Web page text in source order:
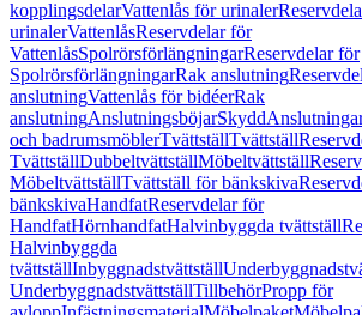
kopplingsdelarVattenlås för urinaler
urinalerVattenlåsReservdelar för
VattenlåsSpolrörsförlängningarReservdelar för
SpolrörsförlängningarRak anslutning
anslutningVattenlås för bidéerRak
anslutningAnslutningsböjarSkydd
och badrumsmöblerTvättställTvättställ
TvättställDubbeltvättställMöbeltvättställ
MöbeltvättställTvättställ för bänkskiva
bänkskivaHandfatReservdelar för
HandfatHörnhandfatHalvinbyggda tvättställ
Halvinbyggda
tvättställInbyggnadstvättställ
UnderbyggnadstvättställTillbehörPropp för